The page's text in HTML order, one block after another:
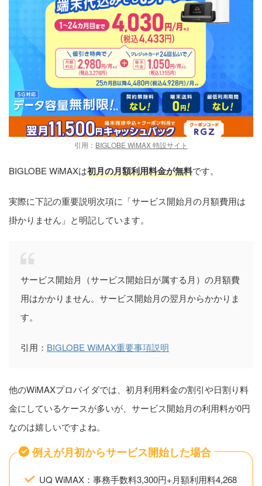
引用： BIGLOBE WiMAX 特設サイト
BIGLOBE WiMAXは初月の月額利用料金が無料です。
実際に下記の重要説明次項に「サービス開始月の月額費用は
掛かりません」と明記しています。
サービス開始月（サービス開始日が属する月）の月額費
用はかかりません。サービス開始月の翌月からかかりま
す。
引用： BIGLOBE WiMAX重要事項説明
他のWiMAXプロバイダでは、初月利用料金の割引や日割り料
金にしているケースが多いが、サービス開始月の利用料が0円
なのは嬉しいですよね。
例えが月初からサービス開始した場合
UQ WiMAX：事務手数料3,300円+月額利用料4,268